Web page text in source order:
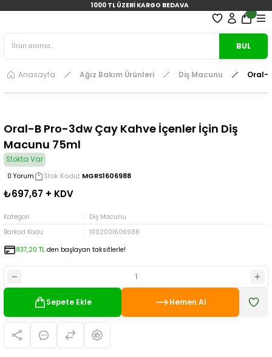
1000 TL ÜZERİ KARGO BEDAVA
BUL
Anasayfa Ağız Bakım Ürünleri Diş Macunu Oral-
Oral-B Pro-3dw Çay Kahve İçenler İçin Diş
Macunu 75ml
Stokta Var
0 Yorum Stok Kodu MGRS1606988
₺697,67 + KDV
Kategori
Diş Macunu
Barkod Kodu
1002001606988
837,20 TL den başlayan taksitlerle!
Sepete Ekle Hemen Al